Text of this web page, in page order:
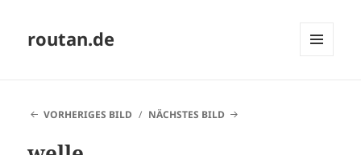
routan.de
VORHERIGES BILD
NÄCHSTES BILD